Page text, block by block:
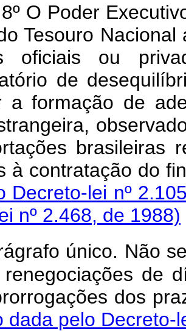
O Poder
Tesouro
oficiais ou
de
a formação de
brasileiras
à
Decreto-lei nº
nº 2.468, de 1988)
único. Não
de
dos
dada pelo Decreto-